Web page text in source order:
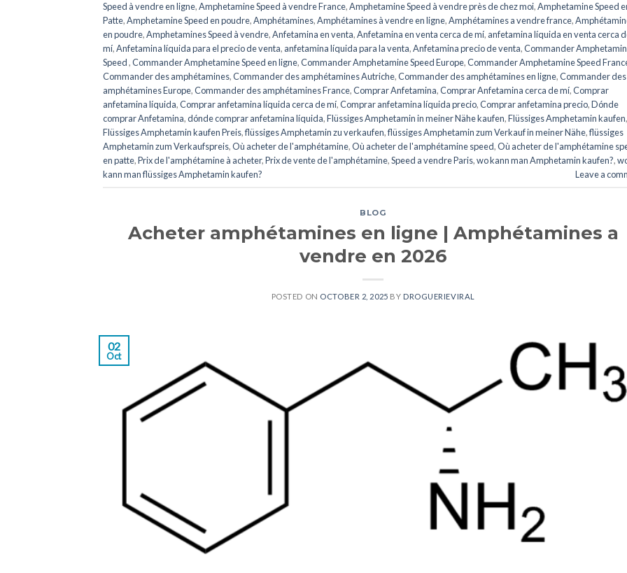
Speed ​​​​à vendre en ligne,Amphetamine Speed ​​​​à vendre France,Amphetamine Speed à vendre près de chez moi,Amphetamine Speed
Patte,Amphetamine Speed en poudre,Amphétamines,Amphétamines à vendre en ligne,Amphétamines a vendre france,
en poudre,Amphetamines Speed ​​​​à vendre,Anfetamina en venta,Anfetamina en venta cerca de mí, anfetamina líquida en venta cerca
mí,Anfetamina líquida para el precio de venta, anfetamina líquida para la venta,Anfetamina precio de venta,Commander
Speed ​​​​,Commander Amphetamine Speed ​​​​en ligne,Commander Amphetamine Speed ​​​Europe,Commander Amphetamine Speed
Commander des amphétamines,Commander des amphétamines Autriche,Commander des amphétamines en ligne,Commander des
amphétamines Europe,Commander des amphétamines France,Comprar Anfetamina,Comprar Anfetamina cerca de mí,Comprar
anfetamina líquida,Comprar anfetamina líquida cerca de mí,Comprar anfetamina líquida precio,Comprar anfetamina precio,Dónde
comprar Anfetamina,dónde comprar anfetamina líquida,Flüssiges Amphetamin in meiner Nähe kaufen,Flüssiges Amphetamin kaufen,
Flüssiges Amphetamin kaufen Preis,flüssiges Amphetamin zu verkaufen,flüssiges Amphetamin zum Verkauf in meiner Nähe,flüssiges
Amphetamin zum Verkaufspreis,Où acheter de l'amphétamine,Où acheter de l'amphétamine speed,Où acheter de l'amphétamine
en patte,Prix de l'amphétamine à acheter,Prix de vente de l'amphétamine,Speed a vendre Paris,wo kann man Amphetamin kaufen?,
kann man flüssiges Amphetamin kaufen?
Leave a
BLOG
Acheter amphétamines en ligne | Amphétamines a
vendre en 2026
POSTED ON OCTOBER 2, 2025 BY DROGUERIEVIRAL
02
Oct